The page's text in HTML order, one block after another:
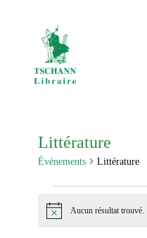
Littérature
Évènements Littérature
Évènements
Notice Aucun résultat trouvé.